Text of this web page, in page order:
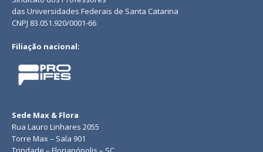
das Universidades Federais de Santa Catarina
CNPJ 83.051.920/0001-66
Filiação nacional:
Sede Max & Flora
Rua Lauro Linhares 2055
Torre Max – Sala 901